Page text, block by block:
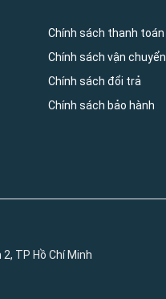
Chính sách thanh toán
Chính sách vận chuyển
Chính sách đổi trả
Chính sách bảo hành
TP Hồ Chí Minh